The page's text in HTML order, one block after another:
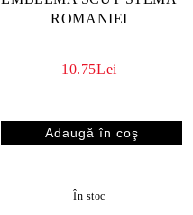
ROMANIEI
10.75Lei
În stoc